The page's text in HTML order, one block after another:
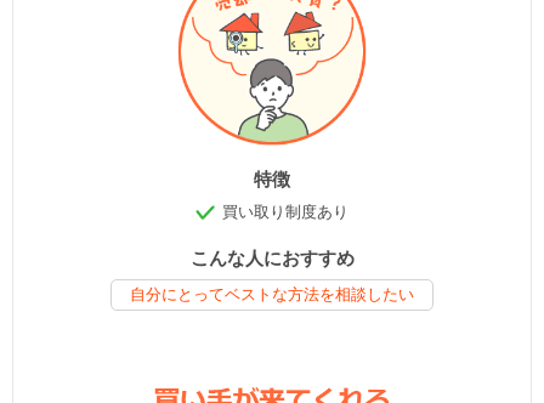
特徴
買い取り制度あり
こんな人におすすめ
自分にとってベストな方法を相談したい